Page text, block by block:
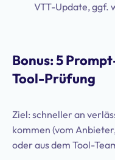
VTT-Update, ggf.
Bonus: 5
Tool-Prüfung
Ziel: schneller an
kommen (vom
oder aus dem Tool-